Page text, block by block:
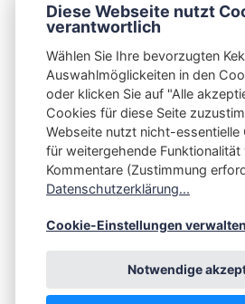
Thunderbird
Integrating Open-Source Blog
Impressum
Kontakt
Diese Webseite nutzt
verantwortlich
Wählen Sie Ihre bevorzugten
Auswahlmöglickeiten in den
oder klicken Sie auf "Alle
Cookies für diese Seite
Webseite nutzt nicht-
für weitergehende Funktionalität
Kommentare (Zustimmung
Datenschutzerklärung...
Cookie-Einstellungen verwalten
Notwendige